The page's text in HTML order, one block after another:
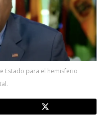
Estado para el hemisferio